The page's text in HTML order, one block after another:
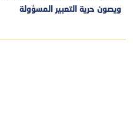
ويصون حرية التعبير المسؤولة